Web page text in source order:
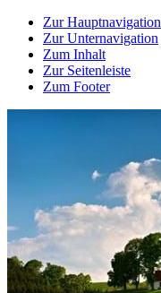
Zur Hauptnavigation
Zur Unternavigation
Zum Inhalt
Zur Seitenleiste
Zum Footer